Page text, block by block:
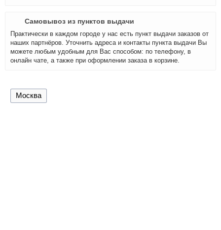
Самовывоз из пунктов выдачи
Практически в каждом городе у нас есть пункт выдачи заказов от
наших партнёров. Уточнить адреса и контакты пункта выдачи Вы
можете любым удобным для Вас способом: по телефону, в
онлайн чате, а также при оформлении заказа в корзине.
Москва